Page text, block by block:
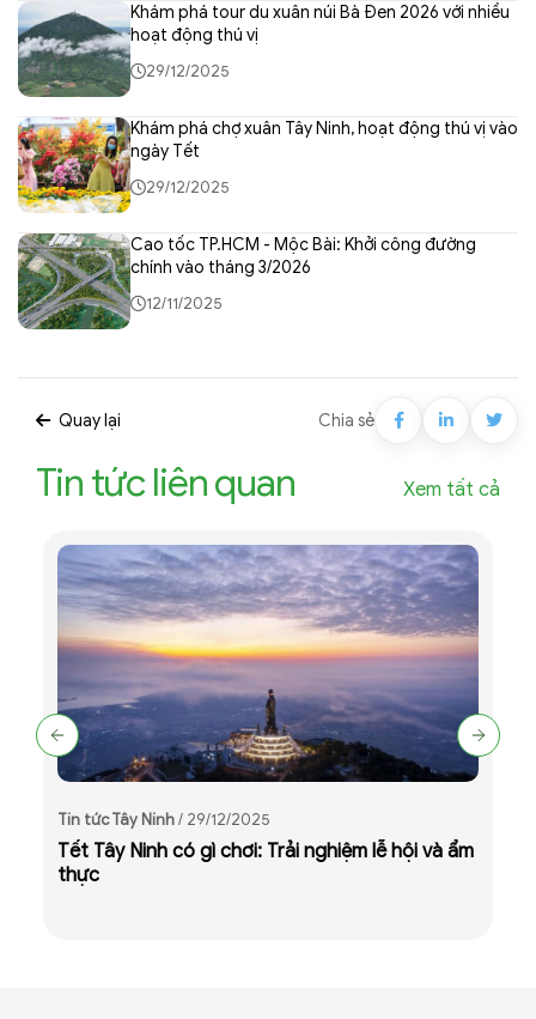
Khám phá tour du xuân núi Bà Đen 2026 với nhiều
hoạt động thú vị
29/12/2025
Khám phá chợ xuân Tây Ninh, hoạt động thú vị vào
ngày Tết
29/12/2025
Cao tốc TP.HCM - Mộc Bài: Khởi công đường
chính vào tháng 3/2026
12/11/2025
Quay lại Chia sẻ
Tin tức liên quan Xem tất cả
Tin tức Tây Ninh/ 29/12/2025
Tết Tây Ninh có gì chơi: Trải nghiệm lễ hội và ẩm
thực